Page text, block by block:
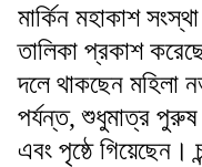
মার্কিন মহাকাশ
তালিকা প্রকাশ
দলে থাকছেন মহিলা
পর্যন্ত, শুধুমাত্র পুরুষ
এবং পৃষ্ঠে